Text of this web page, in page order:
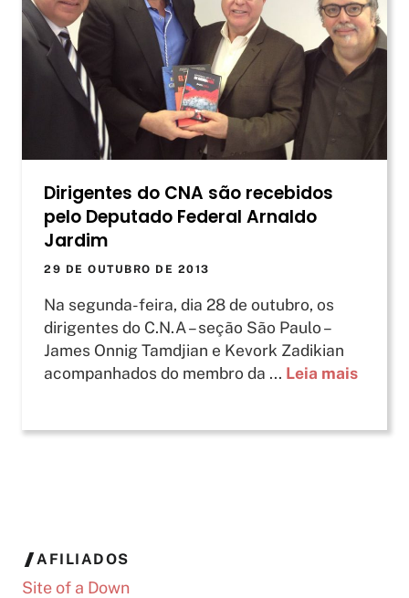
Dirigentes do CNA são recebidos
pelo Deputado Federal Arnaldo
Jardim
29 DE OUTUBRO DE 2013
Na segunda-feira, dia 28 de outubro, os
dirigentes do C.N.A – seção São Paulo –
James Onnig Tamdjian e Kevork Zadikian
acompanhados do membro da ... Leia mais
AFILIADOS
Site of a Down